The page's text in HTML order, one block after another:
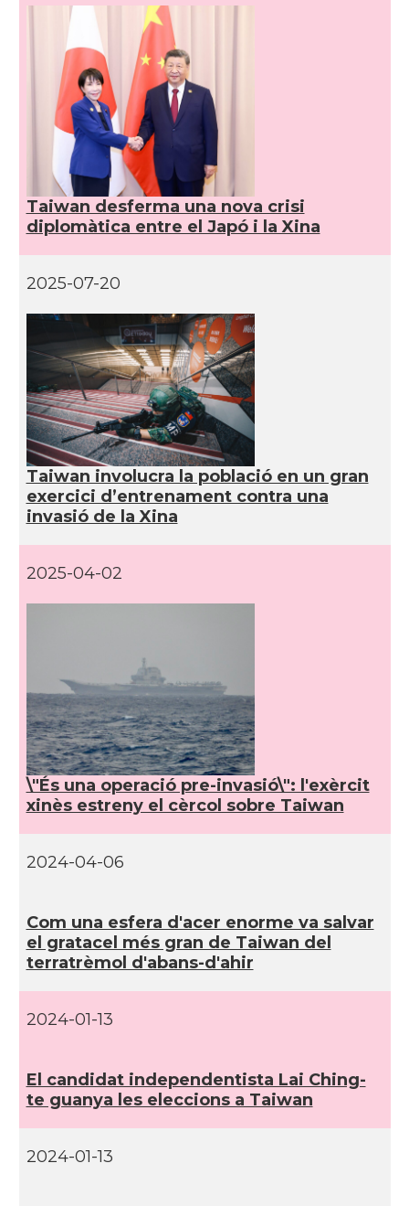
Taiwan desferma una nova crisi
diplomàtica entre el Japó i la Xina
2025-07-20
Taiwan involucra la població en un gran
exercici d’entrenament contra una
invasió de la Xina
2025-04-02
\"És una operació pre-invasió\": l'exèrcit
xinès estreny el cèrcol sobre Taiwan
2024-04-06
Com una esfera d'acer enorme va salvar
el gratacel més gran de Taiwan del
terratrèmol d'abans-d'ahir
2024-01-13
El candidat independentista Lai Ching-
te guanya les eleccions a Taiwan
2024-01-13